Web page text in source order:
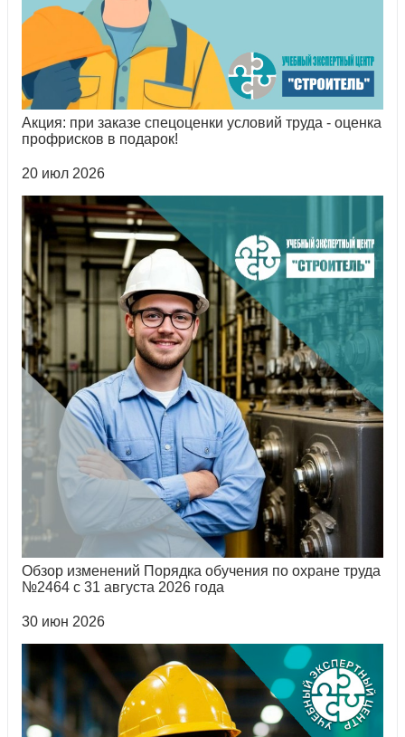
Акция: при заказе спецоценки условий труда - оценка
профрисков в подарок!
20 июл 2026
Обзор изменений Порядка обучения по охране труда
№2464 с 31 августа 2026 года
30 июн 2026